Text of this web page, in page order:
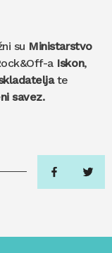
su Ministarstvo
a Iskon,
te
savez.